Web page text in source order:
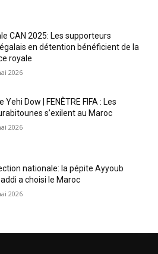
CAN 2025: Les supporteurs
en détention bénéficient de la
royale
2026
Yehi Dow | FENÊTRE FIFA : Les
s’exilent au Maroc
2026
nationale: la pépite Ayyoub
a choisi le Maroc
2026